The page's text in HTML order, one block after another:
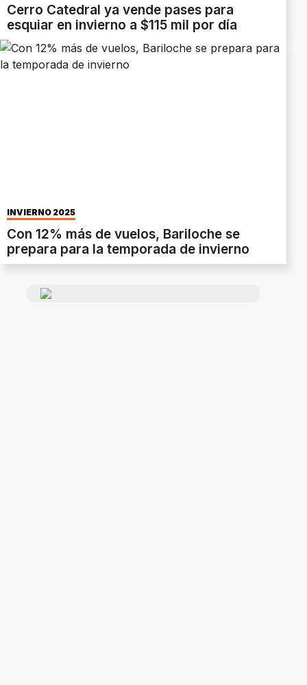
Cerro Catedral ya vende pases para
esquiar en invierno a $115 mil por día
INVIERNO 2025
Con 12% más de vuelos, Bariloche se
prepara para la temporada de invierno